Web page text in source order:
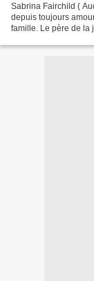
Sabrina Fairchild (
depuis toujours
famille. Le père de la